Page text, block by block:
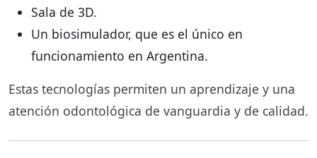
Sala de 3D.
Un biosimulador, que es el único en
funcionamiento en Argentina.
Estas tecnologías permiten un aprendizaje y una
atención odontológica de vanguardia y de calidad.